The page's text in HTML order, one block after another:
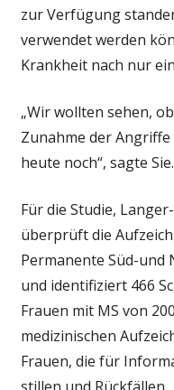
zur Verfügung
verwendet werden
Krankheit nach nur
„Wir wollten sehen,
Zunahme der
heute noch“, sagte Sie.
Für die Studie,
überprüft die
Permanente Süd-
und identifiziert 466
Frauen mit MS von
medizinischen
Frauen, die für